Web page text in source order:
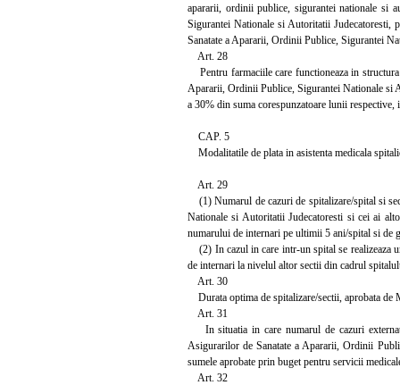
apararii, ordinii publice, sigurantei nationale si
Sigurantei Nationale si Autoritatii Judecatoresti,
Sanatate a Apararii, Ordinii Publice, Sigurantei
Art. 28
Pentru farmaciile care functioneaza in
Apararii, Ordinii Publice, Sigurantei Nationale si
a 30% din suma corespunzatoare lunii respective,
CAP. 5
Modalitatile de plata in asistenta medicala
Art. 29
(1) Numarul de cazuri de spitalizare/spital si
Nationale si Autoritatii Judecatoresti si cei ai
numarului de internari pe ultimii 5 ani/spital si de
(2) In cazul in care intr-un spital se realizeaza
de internari la nivelul altor sectii din cadrul
Art. 30
Durata optima de spitalizare/sectii, aprobata de
Art. 31
In situatia in care numarul de cazuri
Asigurarilor de Sanatate a Apararii, Ordinii
sumele aprobate prin buget pentru servicii
Art. 32